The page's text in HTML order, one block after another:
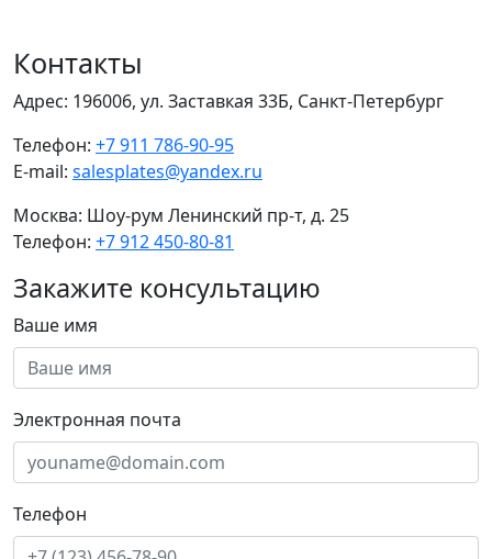
Контакты
Адрес: 196006, ул. Заставкая 33Б, Санкт-Петербург
Телефон: +7 911 786-90-95
E-mail: salesplates@yandex.ru
Москва: Шоу-рум Ленинский пр-т, д. 25
Телефон: +7 912 450-80-81
Закажите консультацию
Ваше имя
Электронная почта
Телефон